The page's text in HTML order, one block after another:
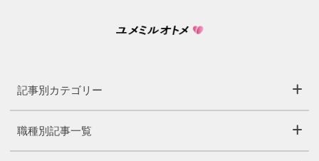
記事別カテゴリー
職種別記事一覧